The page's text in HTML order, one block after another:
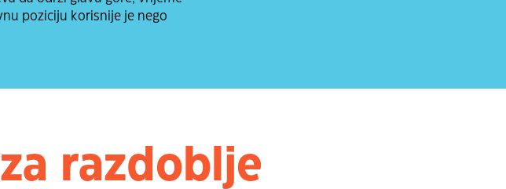
poziciju korisnije je nego
razdoblje